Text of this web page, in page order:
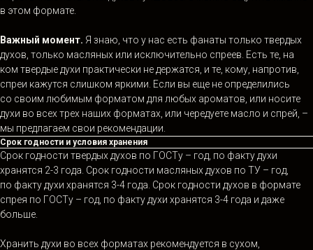
в этом формате.
Важный момент. Я знаю, что у нас есть фанаты только твердых
духов, только масляных или исключительно спреев. Есть те, на
ком твердые духи практически не держатся, и те, кому, напротив,
спреи кажутся слишком яркими. Если вы еще не определились
со своим любимым форматом для любых ароматов, или носите
духи во всех трех наших форматах, или чередуете масло и спрей, –
мы предлагаем свои рекомендации.
Срок годности и условия хранения
Срок годности твердых духов по ГОСТу – год, по факту духи
хранятся 2-3 года. Срок годности масляных духов по ТУ – год,
по факту духи хранятся 3-4 года. Срок годности духов в формате
спрея по ГОСТу – год, по факту духи хранятся 3-4 года и даже
больше.
Хранить духи во всех форматах рекомендуется в сухом,